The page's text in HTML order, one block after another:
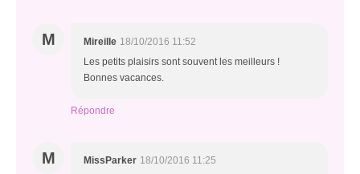
M Mireille 18/10/2016 11:52
Les petits plaisirs sont souvent les meilleurs !
Bonnes vacances.
Répondre
M MissParker 18/10/2016 11:25